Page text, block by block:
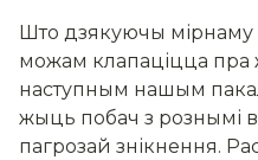
Што дзякуючы мірнаму
можам клапаціцца пра
наступным нашым
жыць побач з рознымі
пагрозай знікнення.